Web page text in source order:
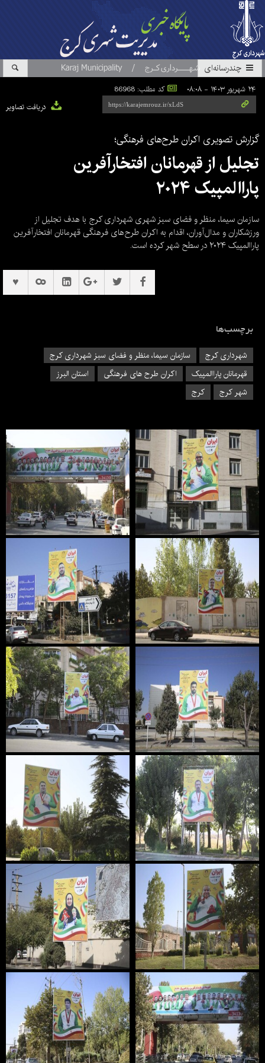
چندرسانه‌ای
۲۴ شهریور ۱۴۰۳ - ۰۸:۰۸
کد مطلب: 86968
دریافت تصاویر
گزارش تصویری اکران طرح‌های فرهنگی؛
تجلیل از قهرمانان افتخارآفرین
پاراالمپیک ۲۰۲۴
سازمان سیما، منظر و فضای سبز شهری شهرداری کرج با هدف تجلیل از
ورزشکاران و مدال‌آوران، اقدام به اکران طرح‌های فرهنگی قهرمانان افتخارآفرین
پاراالمپیک ۲۰۲۴ در سطح شهر کرده است.
برچسب‌ها
شهرداری کرج
سازمان سیما، منظر و فضای سبز شهرداری کرج
قهرمانان پاراالمپیک
اکران طرح های فرهنگی
استان البرز
شهر کرج
کرج